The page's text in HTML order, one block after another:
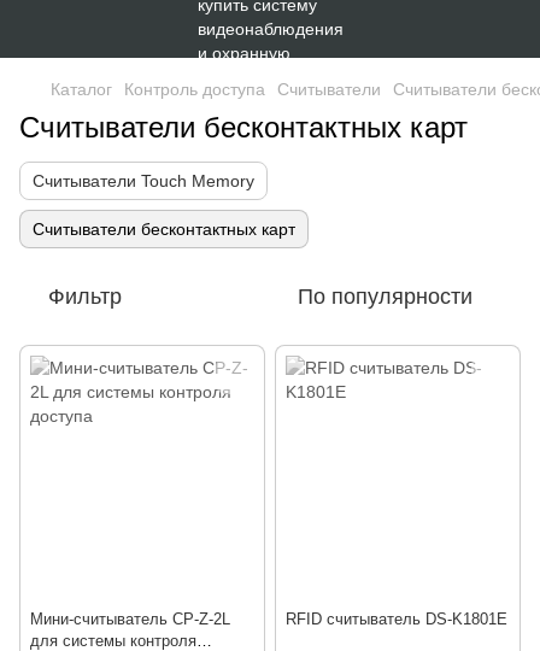
Каталог Контроль доступа Считыватели Считыватели
Считыватели бесконтактных карт
Считыватели Touch Memory
Считыватели бесконтактных карт
Фильтр По популярности
Мини-считыватель CP-Z-2L
для системы контроля
RFID считыватель DS-K1801E